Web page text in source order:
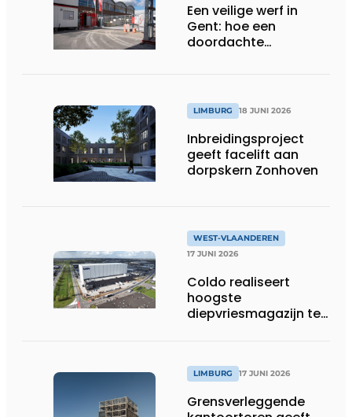
Een veilige werf in
Gent: hoe een
doordachte
LIMBURG 18 JUNI 2026
Inbreidingsproject
geeft facelift aan
dorpskern Zonhoven
WEST-VLAANDEREN
17 JUNI 2026
Coldo realiseert
hoogste
diepvriesmagazijn ter
technische innovatie
en schaalgrootte
LIMBURG 17 JUNI 2026
Grensverleggende